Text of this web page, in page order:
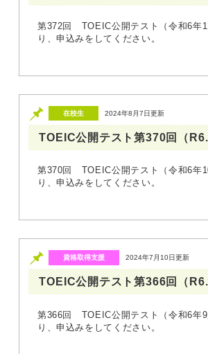
第372回 TOEIC公開テスト（令和6年
り、申込みをしてく
在校生 2024年8月7日更新
TOEIC公開テスト第370回（
第370回 TOEIC公開テスト（令和6年
り、申込みをしてく
資格取得支援 2024年7月10日更新
TOEIC公開テスト第366回（
第366回 TOEIC公開テスト（令和6年9
り、申込みをしてく